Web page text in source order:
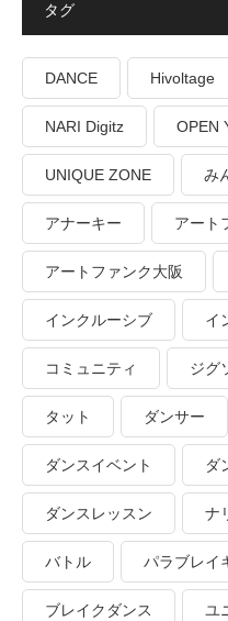
タグ
DANCE Hivoltage
NARI Digitz OPEN
UNIQUE ZONE み
アナーキー アート
アートファンク大阪
インクルーシブ イ
コミュニティ ジグ
タット ダンサー
ダンスイベント ダ
ダンスレッスン ナ
バトル パラブレイ
ブレイクダンス ユ